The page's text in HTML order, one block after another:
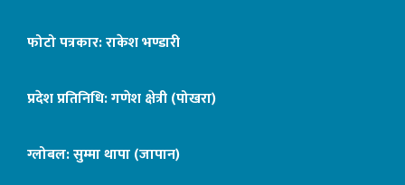
फोटो पत्रकार: राकेश भण्डारी
प्रदेश प्रतिनिधि: गणेश क्षेत्री (पोखरा)
ग्लोबल: सुम्मा थापा (जापान)